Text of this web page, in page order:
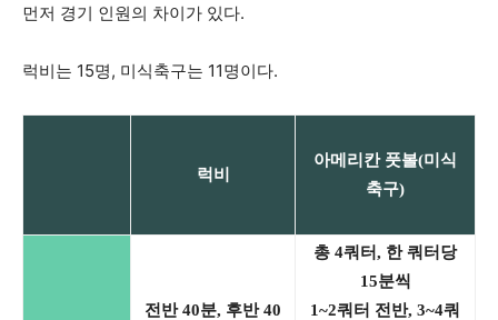
먼저 경기 인원의 차이가 있다.
럭비는 15명, 미식축구는 11명이다.
럭비
아메리칸 풋볼(미식
축구)
전반 40분, 후반 40
총 4쿼터, 한 쿼터당
15분씩
1~2쿼터 전반, 3~4쿼